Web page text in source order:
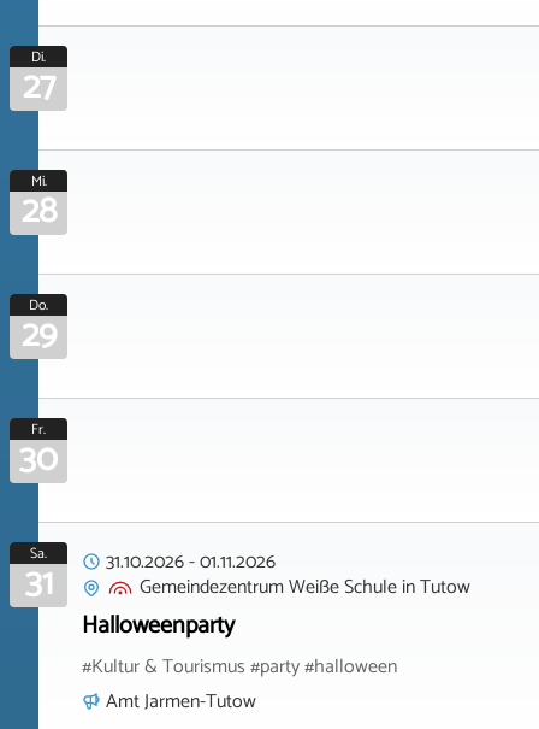
Di.
27
Mi.
28
Do.
29
Fr.
30
Sa.
31 31.10.2026-01.11.2026
Gemeindezentrum Weiße SchuleinTutow
Halloweenparty
#Kultur & Tourismus #party #halloween
Amt Jarmen-Tutow